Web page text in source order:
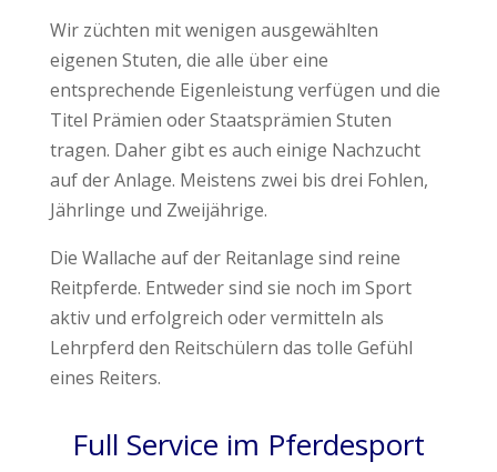
Wir züchten mit wenigen ausgewählten
eigenen Stuten, die alle über eine
entsprechende Eigenleistung verfügen und die
Titel Prämien oder Staatsprämien Stuten
tragen. Daher gibt es auch einige Nachzucht
auf der Anlage. Meistens zwei bis drei Fohlen,
Jährlinge und Zweijährige.
Die Wallache auf der Reitanlage sind reine
Reitpferde. Entweder sind sie noch im Sport
aktiv und erfolgreich oder vermitteln als
Lehrpferd den Reitschülern das tolle Gefühl
eines Reiters.
Full Service im Pferdesport